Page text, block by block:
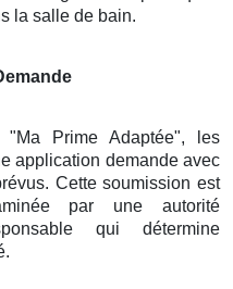
la salle de bain.
Prime Adaptée", les
application demande avec
Cette soumission est
par une autorité
qui détermine